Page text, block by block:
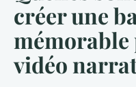
créer une
mémorable
vidéo